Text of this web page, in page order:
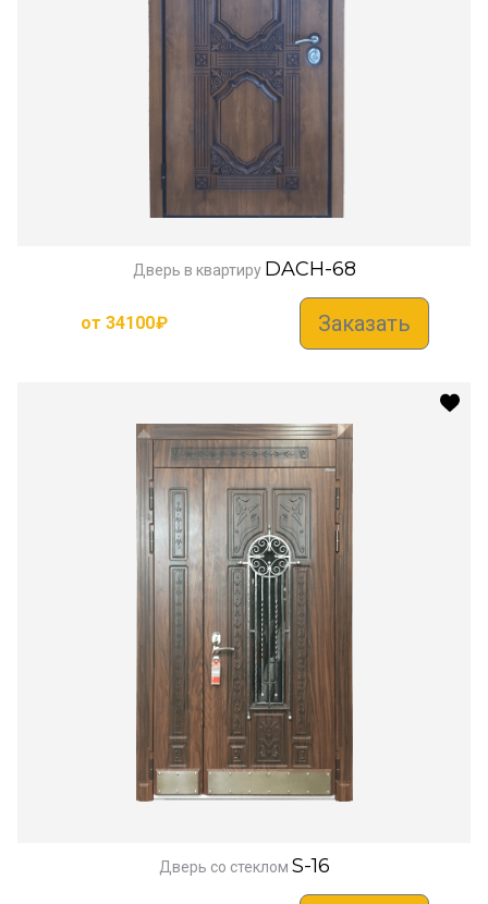
Дверь в квартиру DACH-68
от 34100₽ Заказать
Дверь со стеклом S-16